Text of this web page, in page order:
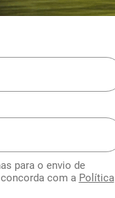
para o envio de
com a Política